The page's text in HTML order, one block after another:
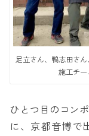
足立さん、鴨志田さ
施工チー
ひとつ目のコン
に、京都音博で